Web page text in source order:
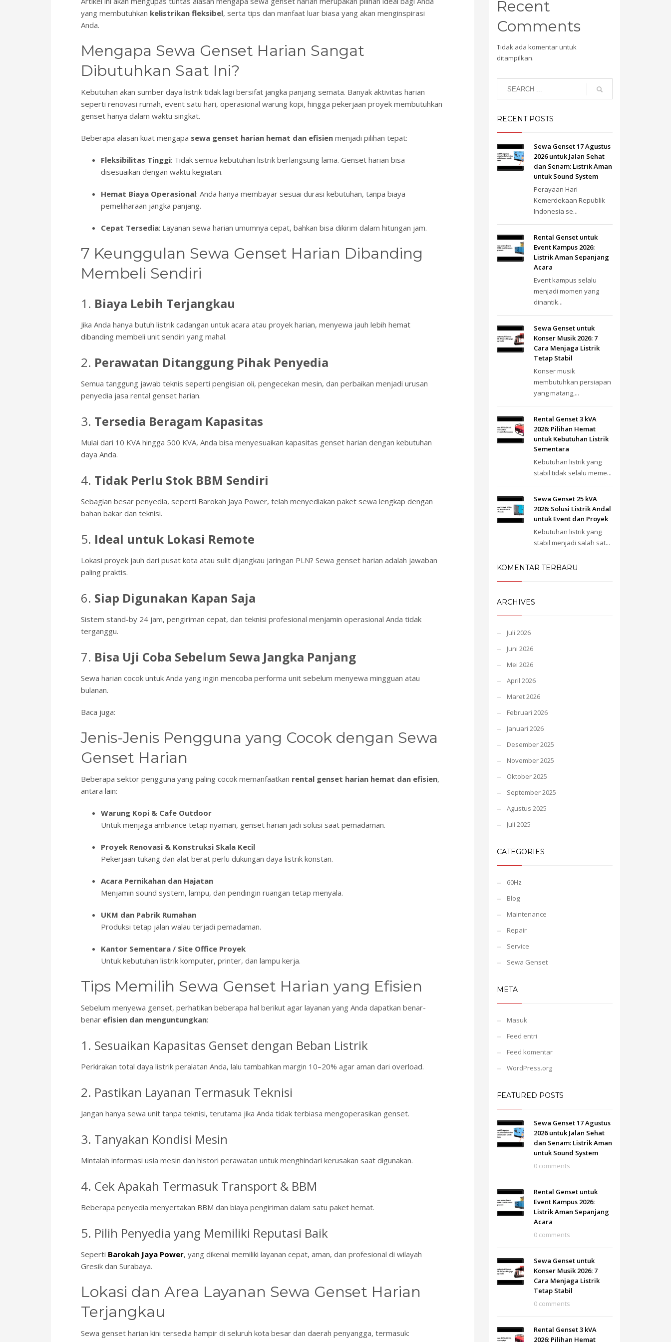
yang membutuhkan kelistrikan fleksibel, serta tips dan manfaat luar biasa yang akan menginspirasi
Anda.
Mengapa Sewa Genset Harian Sangat
Dibutuhkan Saat Ini?
Kebutuhan akan sumber daya listrik tidak lagi bersifat jangka panjang semata. Banyak aktivitas harian
seperti renovasi rumah, event satu hari, operasional warung kopi, hingga pekerjaan proyek membutuhkan
genset hanya dalam waktu singkat.
Beberapa alasan kuat mengapa sewa genset harian hemat dan efisien menjadi pilihan tepat:
Fleksibilitas Tinggi: Tidak semua kebutuhan listrik berlangsung lama. Genset harian bisa
disesuaikan dengan waktu kegiatan.
Hemat Biaya Operasional: Anda hanya membayar sesuai durasi kebutuhan, tanpa biaya
pemeliharaan jangka panjang.
Cepat Tersedia: Layanan sewa harian umumnya cepat, bahkan bisa dikirim dalam hitungan jam.
7 Keunggulan Sewa Genset Harian Dibanding
Membeli Sendiri
1. Biaya Lebih Terjangkau
Jika Anda hanya butuh listrik cadangan untuk acara atau proyek harian, menyewa jauh lebih hemat
dibanding membeli unit sendiri yang mahal.
2. Perawatan Ditanggung Pihak Penyedia
Semua tanggung jawab teknis seperti pengisian oli, pengecekan mesin, dan perbaikan menjadi urusan
penyedia jasa rental genset harian.
3. Tersedia Beragam Kapasitas
Mulai dari 10 KVA hingga 500 KVA, Anda bisa menyesuaikan kapasitas genset harian dengan kebutuhan
daya Anda.
4. Tidak Perlu Stok BBM Sendiri
Sebagian besar penyedia, seperti Barokah Jaya Power, telah menyediakan paket sewa lengkap dengan
bahan bakar dan teknisi.
5. Ideal untuk Lokasi Remote
Lokasi proyek jauh dari pusat kota atau sulit dijangkau jaringan PLN? Sewa genset harian adalah jawaban
paling praktis.
6. Siap Digunakan Kapan Saja
Sistem stand-by 24 jam, pengiriman cepat, dan teknisi profesional menjamin operasional Anda tidak
terganggu.
7. Bisa Uji Coba Sebelum Sewa Jangka Panjang
Sewa harian cocok untuk Anda yang ingin mencoba performa unit sebelum menyewa mingguan atau
bulanan.
Baca juga:
Jenis-Jenis Pengguna yang Cocok dengan Sewa
Genset Harian
Beberapa sektor pengguna yang paling cocok memanfaatkan rental genset harian hemat dan efisien,
antara lain:
Warung Kopi & Cafe Outdoor
Untuk menjaga ambiance tetap nyaman, genset harian jadi solusi saat pemadaman.
Proyek Renovasi & Konstruksi Skala Kecil
Pekerjaan tukang dan alat berat perlu dukungan daya listrik konstan.
Acara Pernikahan dan Hajatan
Menjamin sound system, lampu, dan pendingin ruangan tetap menyala.
UKM dan Pabrik Rumahan
Produksi tetap jalan walau terjadi pemadaman.
Kantor Sementara / Site Office Proyek
Untuk kebutuhan listrik komputer, printer, dan lampu kerja.
Tips Memilih Sewa Genset Harian yang Efisien
Sebelum menyewa genset, perhatikan beberapa hal berikut agar layanan yang Anda dapatkan benar-
benar efisien dan menguntungkan:
1. Sesuaikan Kapasitas Genset dengan Beban Listrik
Perkirakan total daya listrik peralatan Anda, lalu tambahkan margin 10–20% agar aman dari overload.
2. Pastikan Layanan Termasuk Teknisi
Jangan hanya sewa unit tanpa teknisi, terutama jika Anda tidak terbiasa mengoperasikan genset.
3. Tanyakan Kondisi Mesin
Mintalah informasi usia mesin dan histori perawatan untuk menghindari kerusakan saat digunakan.
4. Cek Apakah Termasuk Transport & BBM
Beberapa penyedia menyertakan BBM dan biaya pengiriman dalam satu paket hemat.
5. Pilih Penyedia yang Memiliki Reputasi Baik
Seperti Barokah Jaya Power, yang dikenal memiliki layanan cepat, aman, dan profesional di wilayah
Gresik dan Surabaya.
Lokasi dan Area Layanan Sewa Genset Harian
Terjangkau
Sewa genset harian kini tersedia hampir di seluruh kota besar dan daerah penyangga, termasuk:
Recent
Comments
Tidak ada komentar untuk
ditampilkan.
RECENT POSTS
Sewa Genset 17 Agustus
2026 untuk Jalan Sehat
dan Senam: Listrik Aman
untuk Sound System
Perayaan Hari
Kemerdekaan Republik
Indonesia se...
Rental Genset untuk
Event Kampus 2026:
Listrik Aman Sepanjang
Acara
Event kampus selalu
menjadi momen yang
dinantik...
Sewa Genset untuk
Konser Musik 2026: 7
Cara Menjaga Listrik
Tetap Stabil
Konser musik
membutuhkan persiapan
yang matang,...
Rental Genset 3 kVA
2026: Pilihan Hemat
untuk Kebutuhan Listrik
Sementara
Kebutuhan listrik yang
stabil tidak selalu meme...
Sewa Genset 25 kVA
2026: Solusi Listrik Andal
untuk Event dan Proyek
Kebutuhan listrik yang
stabil menjadi salah sat...
KOMENTAR TERBARU
ARCHIVES
Juli 2026
Juni 2026
Mei 2026
April 2026
Maret 2026
Februari 2026
Januari 2026
Desember 2025
November 2025
Oktober 2025
September 2025
Agustus 2025
Juli 2025
CATEGORIES
60Hz
Blog
Maintenance
Repair
Service
Sewa Genset
META
Masuk
Feed entri
Feed komentar
WordPress.org
FEATURED POSTS
Sewa Genset 17 Agustus
2026 untuk Jalan Sehat
dan Senam: Listrik Aman
untuk Sound System
0 comments
Rental Genset untuk
Event Kampus 2026:
Listrik Aman Sepanjang
Acara
0 comments
Sewa Genset untuk
Konser Musik 2026: 7
Cara Menjaga Listrik
Tetap Stabil
0 comments
Rental Genset 3 kVA
2026: Pilihan Hemat